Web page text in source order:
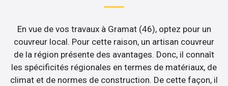
En vue de vos travaux à Gramat (46), optez pour un
couvreur local. Pour cette raison, un artisan couvreur
de la région présente des avantages. Donc, il connaît
les spécificités régionales en termes de matériaux, de
climat et de normes de construction. De cette façon, il